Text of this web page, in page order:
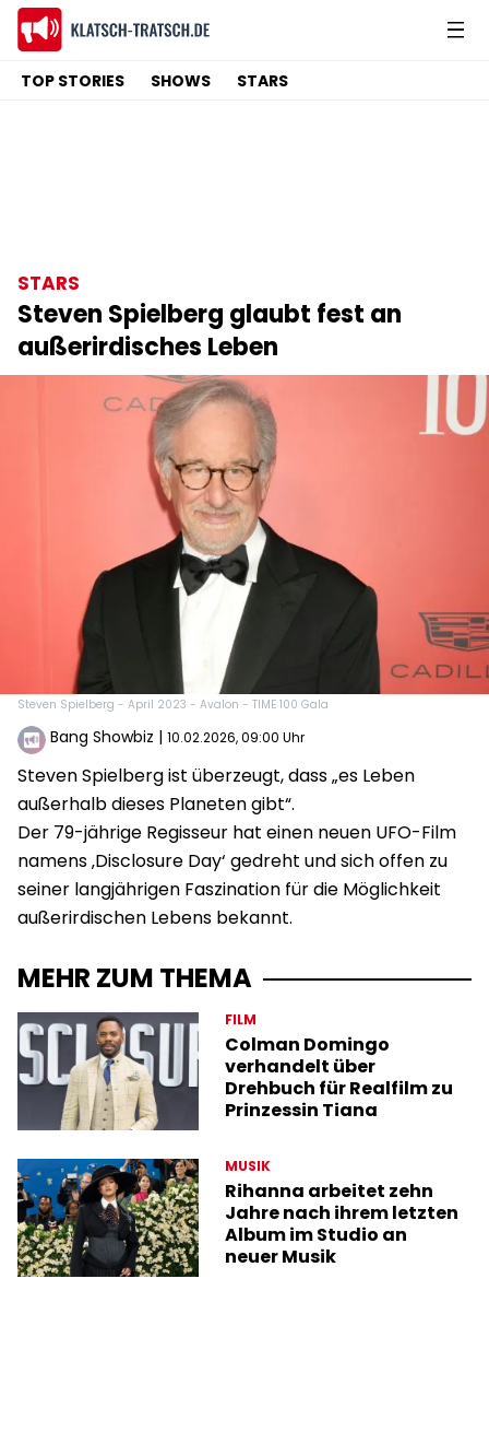
TOP STORIES SHOWS STARS
STARS
Steven Spielberg glaubt fest an
außerirdisches Leben
Steven Spielberg - April 2023 - Avalon - TIME 100 Gala
Bang Showbiz | 10.02.2026, 09:00 Uhr
Steven Spielberg ist überzeugt, dass „es Leben
außerhalb dieses Planeten gibt“.
Der 79-jährige Regisseur hat einen neuen UFO-Film
namens ‚Disclosure Day‘ gedreht und sich offen zu
seiner langjährigen Faszination für die Möglichkeit
außerirdischen Lebens bekannt.
MEHR ZUM THEMA
FILM
Colman Domingo
verhandelt über
Drehbuch für Realfilm zu
Prinzessin Tiana
MUSIK
Rihanna arbeitet zehn
Jahre nach ihrem letzten
Album im Studio an
neuer Musik